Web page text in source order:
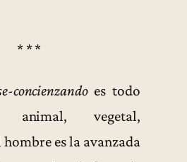
* * *
concienzandoes todo
animal, vegetal,
es la avanzada